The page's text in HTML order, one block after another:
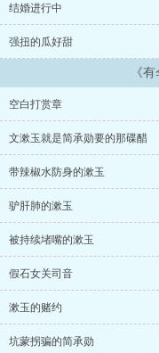
简承勋的脸上，那是他的
你是我此生淋的最大的一
因为她是文漱玉，她必须
gan天龙人特权文学｜一
送人头的故事。嗯嗯强取
白花才不会忍气吞声受欺
有没有人看啊喂( ?? ?)叠
很轻松更新很稳定，但坑
叠个甲：虽然因为特殊原
纠结男女主都几岁了还是
了，写到哪儿算哪。...
结婚进行中
强扭的瓜好甜
《
空白打赏章
文漱玉就是简承勋要的那碟醋
带辣椒水防身的漱玉
驴肝肺的漱玉
被持续堵嘴的漱玉
假石女关司音
漱玉的赌约
坑蒙拐骗的简承勋